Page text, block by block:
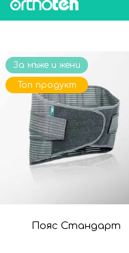
Пояс Стандарт
За мъже и жени
Топ продукт